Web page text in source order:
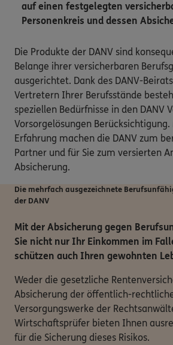
auf einen festgelegten
Personenkreis und dessen
Die Produkte der DANV sind
Belange ihrer versicherbaren
ausgerichtet. Dank des DANV-
Vertretern Ihrer Berufsstände
speziellen Bedürfnisse in den DANV
Vorsorgelösungen Berücksichtigung.
Erfahrung machen die DANV zum
Partner und für Sie zum versierten
Absicherung.
Die mehrfach ausgezeichnete
der DANV
Mit der Absicherung gegen
Sie nicht nur Ihr Einkommen im
schützen auch Ihren gewohnten
Weder die gesetzliche
Absicherung der öffentlich-
Versorgungswerke der
Wirtschaftsprüfer bieten Ihnen
für die Sicherung dieses Risikos.